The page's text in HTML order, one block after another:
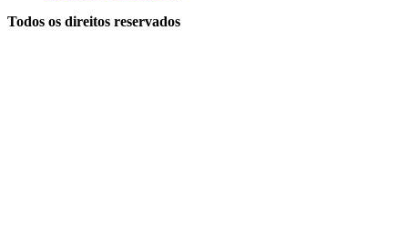
Todos os direitos reservados